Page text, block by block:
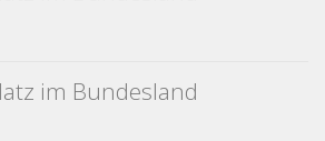
im Bundesland